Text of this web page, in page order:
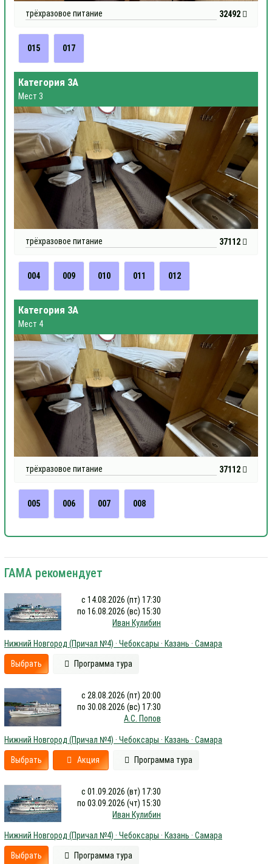
трёхразовое питание 32492
015 017
Категория 3А
Мест 3
трёхразовое питание 37112
004 009 010 011 012
Категория 3А
Мест 4
трёхразовое питание 37112
005 006 007 008
ГАМА рекомендует
с 14.08.2026 (пт) 17:30
по 16.08.2026 (вс) 15:30
Иван Кулибин
Нижний Новгород (Причал №4) · Чебоксары · Казань · Самара
Выбрать Программа тура
с 28.08.2026 (пт) 20:00
по 30.08.2026 (вс) 17:30
А.С. Попов
Нижний Новгород (Причал №4) · Чебоксары · Казань · Самара
Выбрать Акция Программа тура
с 01.09.2026 (вт) 17:30
по 03.09.2026 (чт) 15:30
Иван Кулибин
Нижний Новгород (Причал №4) · Чебоксары · Казань · Самара
Выбрать Программа тура